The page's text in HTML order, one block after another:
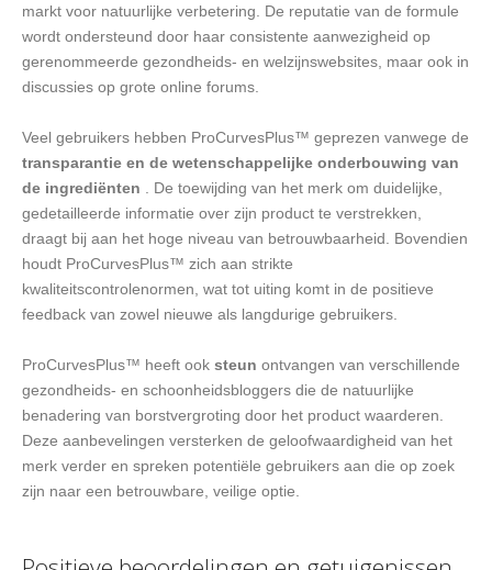
markt voor natuurlijke verbetering. De reputatie van de formule
wordt ondersteund door haar consistente aanwezigheid op
gerenommeerde gezondheids- en welzijnswebsites, maar ook in
discussies op grote online forums.
Veel gebruikers hebben ProCurvesPlus™ geprezen vanwege de
transparantie en de wetenschappelijke onderbouwing van
de ingrediënten . De toewijding van het merk om duidelijke,
gedetailleerde informatie over zijn product te verstrekken,
draagt bij aan het hoge niveau van betrouwbaarheid. Bovendien
houdt ProCurvesPlus™ zich aan strikte
kwaliteitscontrolenormen, wat tot uiting komt in de positieve
feedback van zowel nieuwe als langdurige gebruikers.
ProCurvesPlus™ heeft ook steun ontvangen van verschillende
gezondheids- en schoonheidsbloggers die de natuurlijke
benadering van borstvergroting door het product waarderen.
Deze aanbevelingen versterken de geloofwaardigheid van het
merk verder en spreken potentiële gebruikers aan die op zoek
zijn naar een betrouwbare, veilige optie.